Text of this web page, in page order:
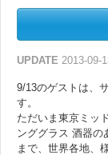
UPDATE 2013-09-
9/13のゲストは、
す。
ただいま東京ミッ
ンググラス 酒器の
まで、世界各地、